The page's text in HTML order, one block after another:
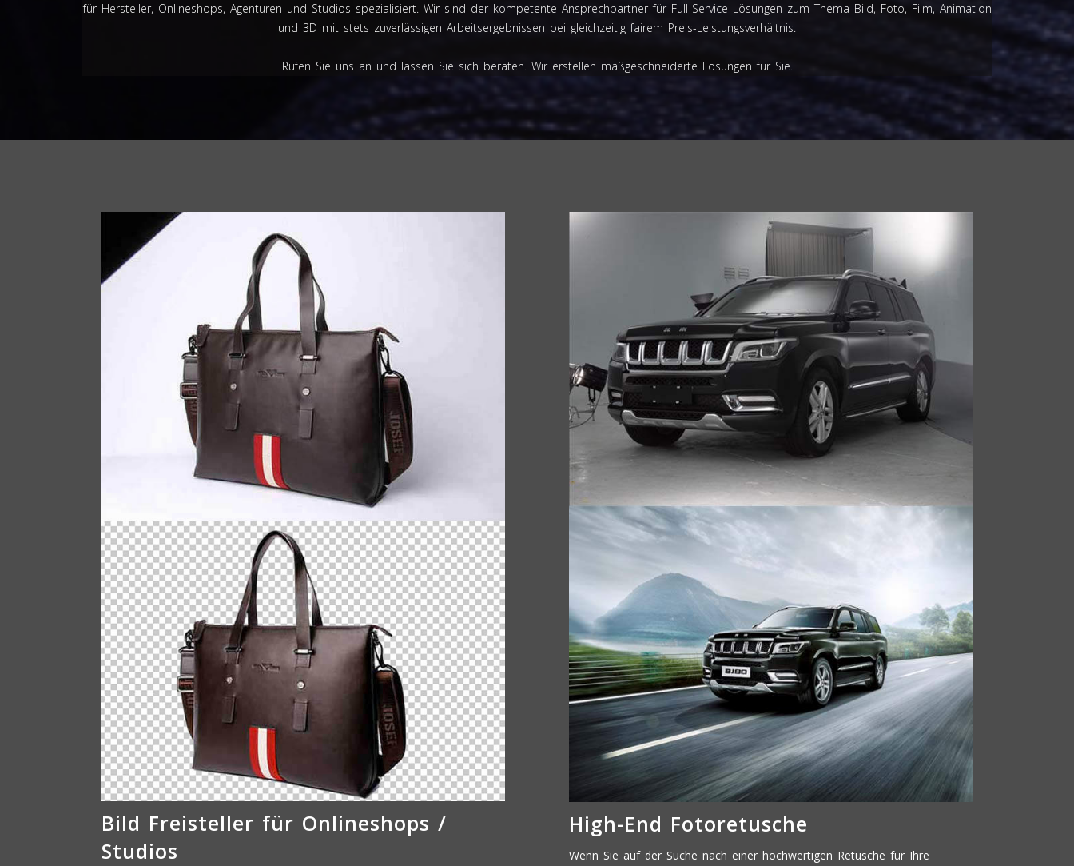
für Hersteller, Onlineshops, Agenturen und Studios spezialisiert. Wir sind der kompetente Ansprechpartner für Full-Service Lösungen zum Thema Bild, Foto, Film, Animation
und 3D mit stets zuverlässigen Arbeitsergebnissen bei gleichzeitig fairem Preis-Leistungsverhältnis.
Rufen Sie uns an und lassen Sie sich beraten. Wir erstellen maßgeschneiderte Lösungen für Sie.
Bild Freisteller für Onlineshops /
Studios
High-End Fotoretusche
Wenn Sie auf der Suche nach einer hochwertigen Retusche für Ihre